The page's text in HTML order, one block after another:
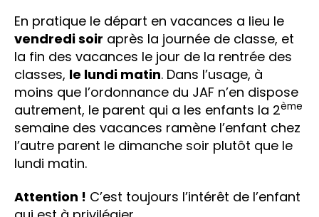
En pratique le départ en vacances a lieu le
vendredi soir après la journée de classe, et
la fin des vacances le jour de la rentrée des
classes, le lundi matin. Dans l’usage, à
moins que l’ordonnance du JAF n’en dispose
autrement, le parent qui a les enfants la 2ème
semaine des vacances ramène l’enfant chez
l’autre parent le dimanche soir plutôt que le
lundi matin.
Attention ! C’est toujours l’intérêt de l’enfant